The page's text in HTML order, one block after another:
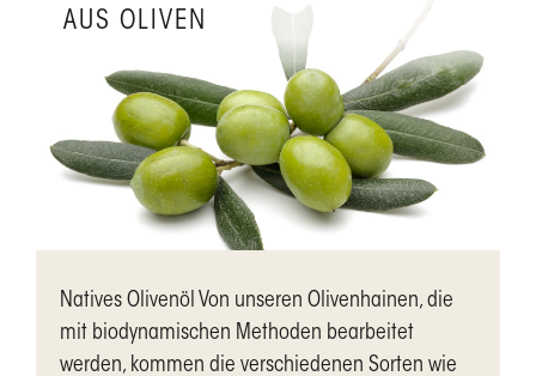
AUS OLIVEN
Natives Olivenöl Von unseren Olivenhainen, die
mit biodynamischen Methoden bearbeitet
werden, kommen die verschiedenen Sorten wie